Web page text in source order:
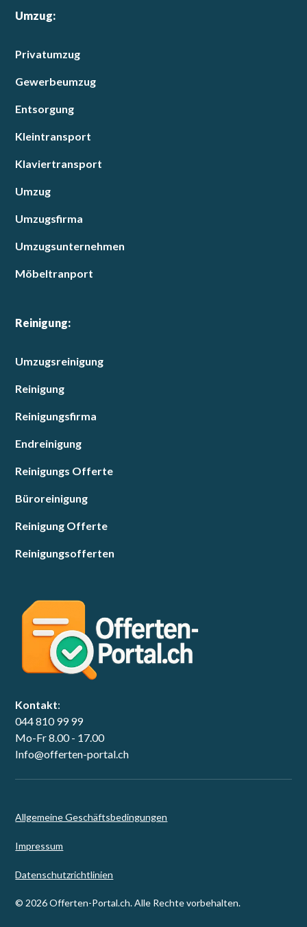
Umzug:
Privatumzug
Gewerbeumzug
Entsorgung
Kleintransport
Klaviertransport
Umzug
Umzugsfirma
Umzugsunternehmen
Möbeltranport
Reinigung:
Umzugsreinigung
Reinigung
Reinigungsfirma
Endreinigung
Reinigungs Offerte
Büroreinigung
Reinigung Offerte
Reinigungsofferten
Kontakt:
044 810 99 99
Mo-Fr 8.00 - 17.00
Info@offerten-portal.ch
© 2026 Offerten-Portal.ch. Alle Rechte vorbehalten.
Allgemeine Geschäftsbedingungen
Impressum
Datenschutzrichtlinien